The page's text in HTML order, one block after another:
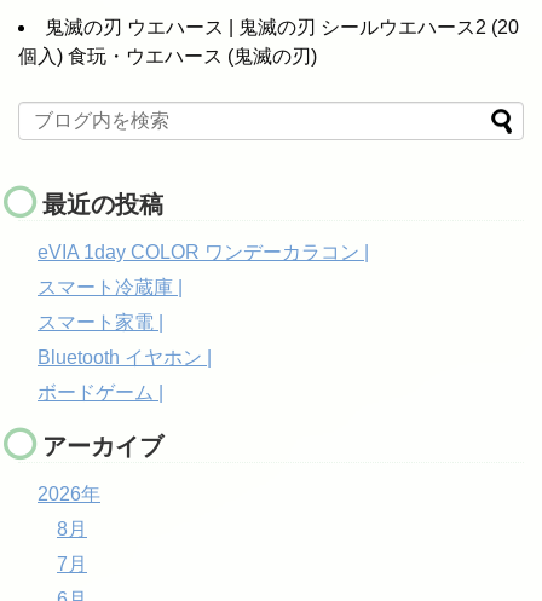
鬼滅の刃 ウエハース | 鬼滅の刃 シールウエハース2 (20
個入) 食玩・ウエハース (鬼滅の刃)
最近の投稿
eVIA 1day COLOR ワンデーカラコン |
スマート冷蔵庫 |
スマート家電 |
Bluetooth イヤホン |
ボードゲーム |
アーカイブ
2026年
8月
7月